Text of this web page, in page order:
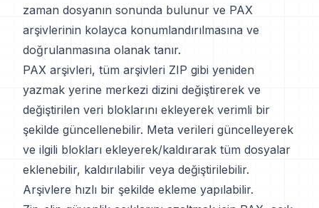
zaman dosyanın sonunda bulunur ve PAX
arşivlerinin kolayca konumlandırılmasına ve
doğrulanmasına olanak tanır.
PAX arşivleri, tüm arşivleri ZIP gibi yeniden
yazmak yerine merkezi dizini değiştirerek ve
değiştirilen veri bloklarını ekleyerek verimli bir
şekilde güncellenebilir. Meta verileri güncelleyerek
ve ilgili blokları ekleyerek/kaldırarak tüm dosyalar
eklenebilir, kaldırılabilir veya değiştirilebilir.
Arşivlere hızlı bir şekilde ekleme yapılabilir.